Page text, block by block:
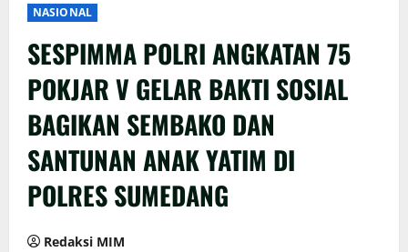
NASIONAL
SESPIMMA POLRI ANGKATAN 75
POKJAR V GELAR BAKTI SOSIAL
BAGIKAN SEMBAKO DAN
SANTUNAN ANAK YATIM DI
POLRES SUMEDANG
Redaksi MIM